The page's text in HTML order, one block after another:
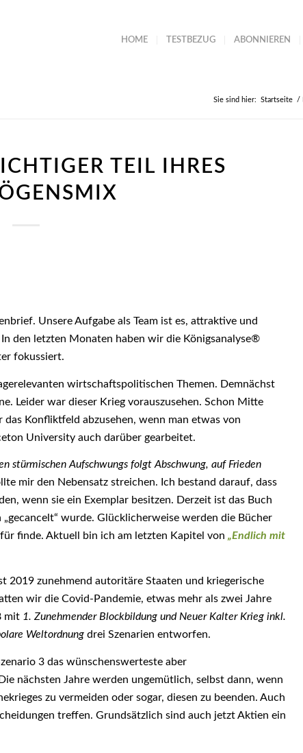
HOME TESTBEZUG ABONNIEREN
Sie sind hier: Startseite /
TEIL IHRES
Unsere Aufgabe als Team ist es, attraktive und
den letzten Monaten haben wir die Königsanalyse®
fokussiert.
wirtschaftspolitischen Themen. Demnächst
Leider war dieser Krieg vorauszusehen. Schon Mitte
Konfliktfeld abzusehen, wenn man etwas von
University auch darüber gearbeitet.
stürmischen Aufschwungs folgt Abschwung, auf Frieden
mir den Nebensatz streichen. Ich bestand darauf, dass
wenn sie ein Exemplar besitzen. Derzeit ist das Buch
wurde. Glücklicherweise werden die Bücher
finde. Aktuell bin ich am letzten Kapitel von„Endlich mit
2019 zunehmend autoritäre Staaten und kriegerische
wir die Covid-Pandemie, etwas mehr als zwei Jahre
mit 1. Zunehmender Blockbildung und Neuer Kalter Krieg inkl.
Weltordnungdrei Szenarien entworfen.
3 das wünschenswerteste aber
nächsten Jahre werden ungemütlich, selbst dann, wenn
zu vermeiden oder sogar, diesen zu beenden. Auch
treffen. Grundsätzlich sind auch jetzt Aktien ein